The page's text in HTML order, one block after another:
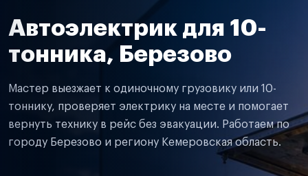
Автоэлектрик для 10-
тонника, Березово
Мастер выезжает к одиночному грузовику или 10-
тоннику, проверяет электрику на месте и помогает
вернуть технику в рейс без эвакуации. Работаем по
городу Березово и региону Кемеровская область.